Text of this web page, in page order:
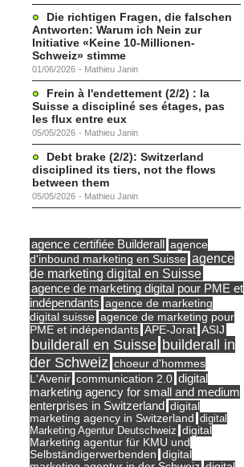
Die richtigen Fragen, die falschen
Antworten: Warum ich Nein zur
Initiative «Keine 10-Millionen-
Schweiz» stimme
01/06/2026 - Mathieu Janin
Frein à l'endettement (2/2) : la
Suisse a discipliné ses étages, pas
les flux entre eux
05/05/2026 - Mathieu Janin
Debt brake (2/2): Switzerland
disciplined its tiers, not the flows
between them
05/05/2026 - Mathieu Janin
agence certifiée Builderall
agence
d'inbound marketing en Suisse agence
de marketing digital en Suisse
agence de marketing digital pour PME et
indépendants agence de marketing
digital suisse agence de marketing pour
PME et indépendants APE-Jorat ASIJ
builderall en Suisse builderall in
der Schweiz choeur d'hommes
L'Avenir communication 2.0 digital
marketing agency for small and medium
enterprises in Switzerland digital
marketing agency in Switzerland digital
Marketing Agentur Deutschweiz digital
Marketing agentur für KMU und
Selbständigerwerbenden digital